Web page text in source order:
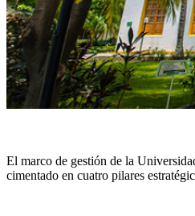
El marco de gestión de la
cimentado en cuatro pilares